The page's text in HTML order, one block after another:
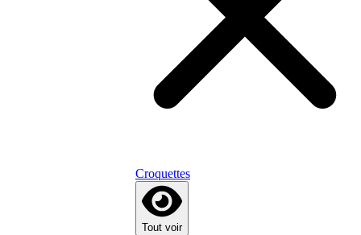
Croquettes
Tout voir